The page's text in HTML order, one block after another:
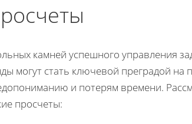
камней успешного управления
могут стать ключевой преградой на
и потерям времени.
просчеты: